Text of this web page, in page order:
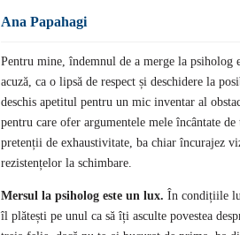
Ana Papahagi
Pentru mine, îndemnul de a merge la psiholog
acuză, ca o lipsă de respect și deschidere la
deschis apetitul pentru un mic inventar al
pentru care ofer argumentele mele încântate
pretenții de exhaustivitate, ba chiar încurajez
rezistențelor la schimbare.
Mersul la psiholog este un lux. În condițiile
îl plătești pe unul ca să îți asculte povestea